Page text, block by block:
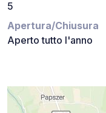
5
Apertura/Chiusura
Aperto tutto l'anno